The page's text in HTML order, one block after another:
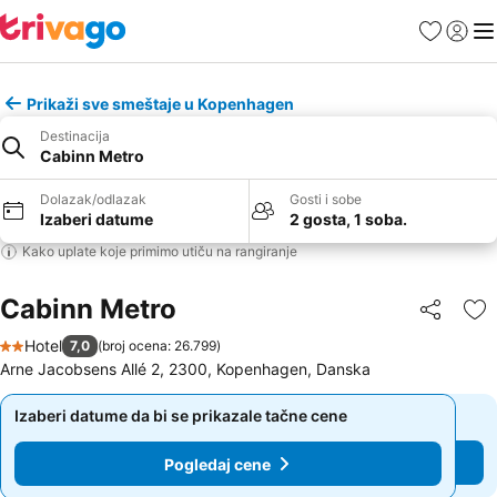
FavoritiPrijavi
Prikaži sve smeštaje u Kopenhagen
Destinacija
Cabinn Metro
Dolazak/odlazak
Izaberi datume
Gosti i sobe
2 gosta, 1 soba.
Kako uplate koje primimo utiču na rangiranje
Cabinn Metro Deli
2 Zvezdice
Hotel 7,0 (broj ocena: 26.799)
Arne Jacobsens Allé 2, 2300, Kopenhagen, Danska
Izaberi datume da bi se prikazale tačne cene
Pogledaj cene
Izaberi datume da bi se prikazale tačne cene
Pogledaj cene